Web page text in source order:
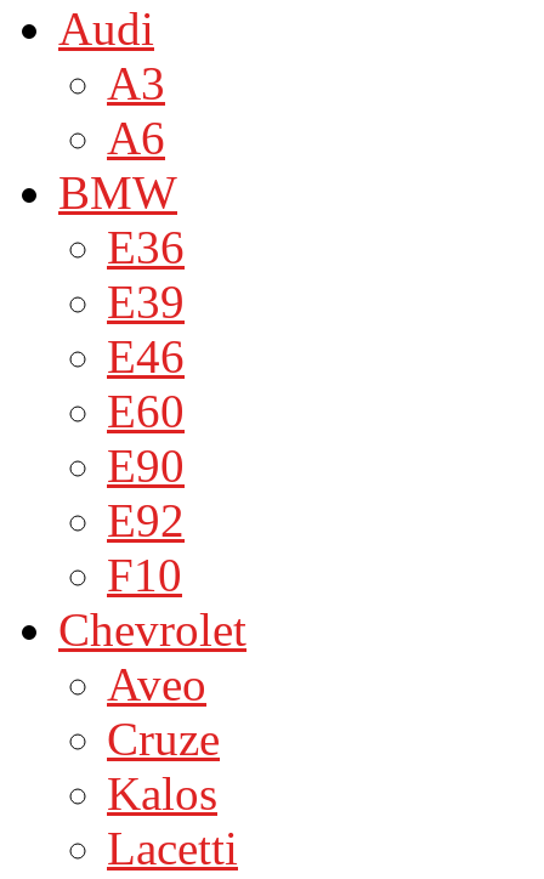
Audi
A3
A6
BMW
E36
E39
E46
E60
E90
E92
F10
Chevrolet
Aveo
Cruze
Kalos
Lacetti